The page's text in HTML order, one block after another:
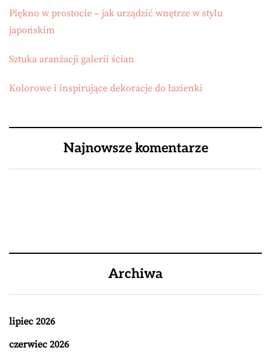
Piękno w prostocie – jak urządzić wnętrze w stylu
japońskim
Sztuka aranżacji galerii ścian
Kolorowe i inspirujące dekoracje do łazienki
Najnowsze komentarze
Archiwa
lipiec 2026
czerwiec 2026